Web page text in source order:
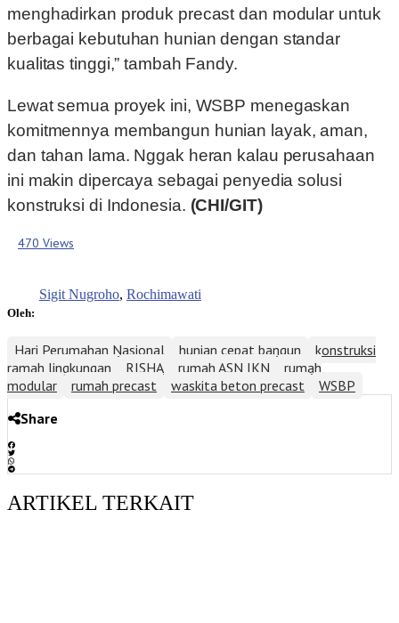
menghadirkan produk precast dan modular untuk
berbagai kebutuhan hunian dengan standar
kualitas tinggi,” tambah Fandy.
Lewat semua proyek ini, WSBP menegaskan
komitmennya membangun hunian layak, aman,
dan tahan lama. Nggak heran kalau perusahaan
ini makin dipercaya sebagai penyedia solusi
konstruksi di Indonesia. (CHI/GIT)
470 Views
Oleh:
Sigit Nugroho, Rochimawati
Hari Perumahan Nasional hunian cepat bangun
konstruksi
ramah lingkungan
RISHA rumah ASN IKN
rumah
modular
rumah precast waskita beton precast
WSBP
Share
ARTIKEL TERKAIT